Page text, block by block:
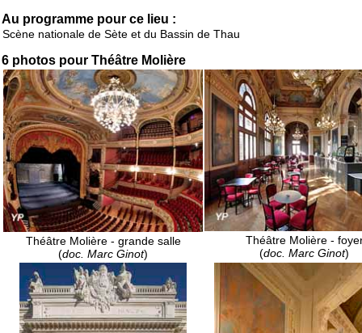
Au programme pour ce lieu :
Scène nationale de Sète et du Bassin de Thau
6 photos pour Théâtre Molière
Théâtre Molière - grande salle
(doc. Marc Ginot)
Théâtre Molière -
(doc. Marc Ginot)